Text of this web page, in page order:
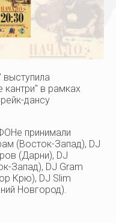
выступила
кантри" в рамках
дансу
принимали
(Восток-Запад), DJ
(Дарни), DJ
Запад), DJ Gram
Крю), DJ Slim
Новгород).